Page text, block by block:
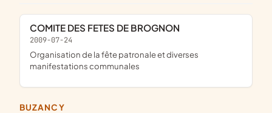
COMITE DES FETES DE BROGNON
2009-07-24
organisation de la fête patronale et diverses
manifestations communales
BUZANCY